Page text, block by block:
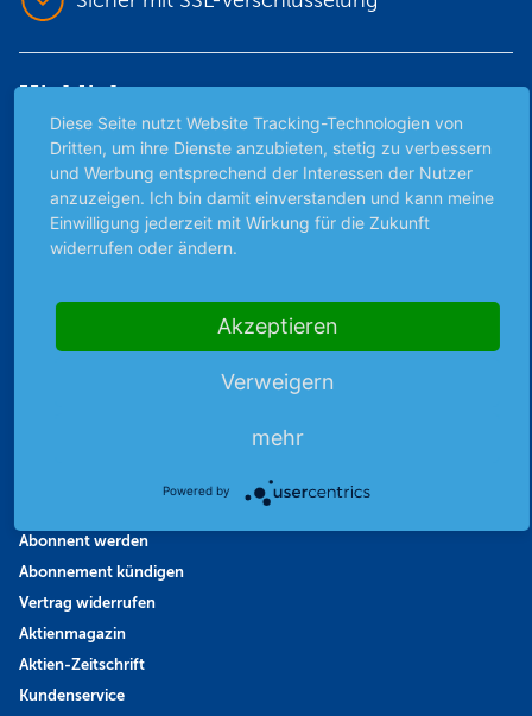
Highlights
Archiv
Börsenbericht
Börsengerüchte
Börsengespräche
Strategie
Abonnent werden
Abonnement kündigen
Vertrag widerrufen
Aktienmagazin
Aktien-Zeitschrift
Kundenservice
Diese Seite nutzt Website Tracking-Technologien von
Dritten, um ihre Dienste anzubieten, stetig zu verbessern
und Werbung entsprechend der Interessen der Nutzer
anzuzeigen. Ich bin damit einverstanden und kann meine
Einwilligung jederzeit mit Wirkung für die Zukunft
widerrufen oder ändern.
Akzeptieren
Verweigern
mehr
Powered by